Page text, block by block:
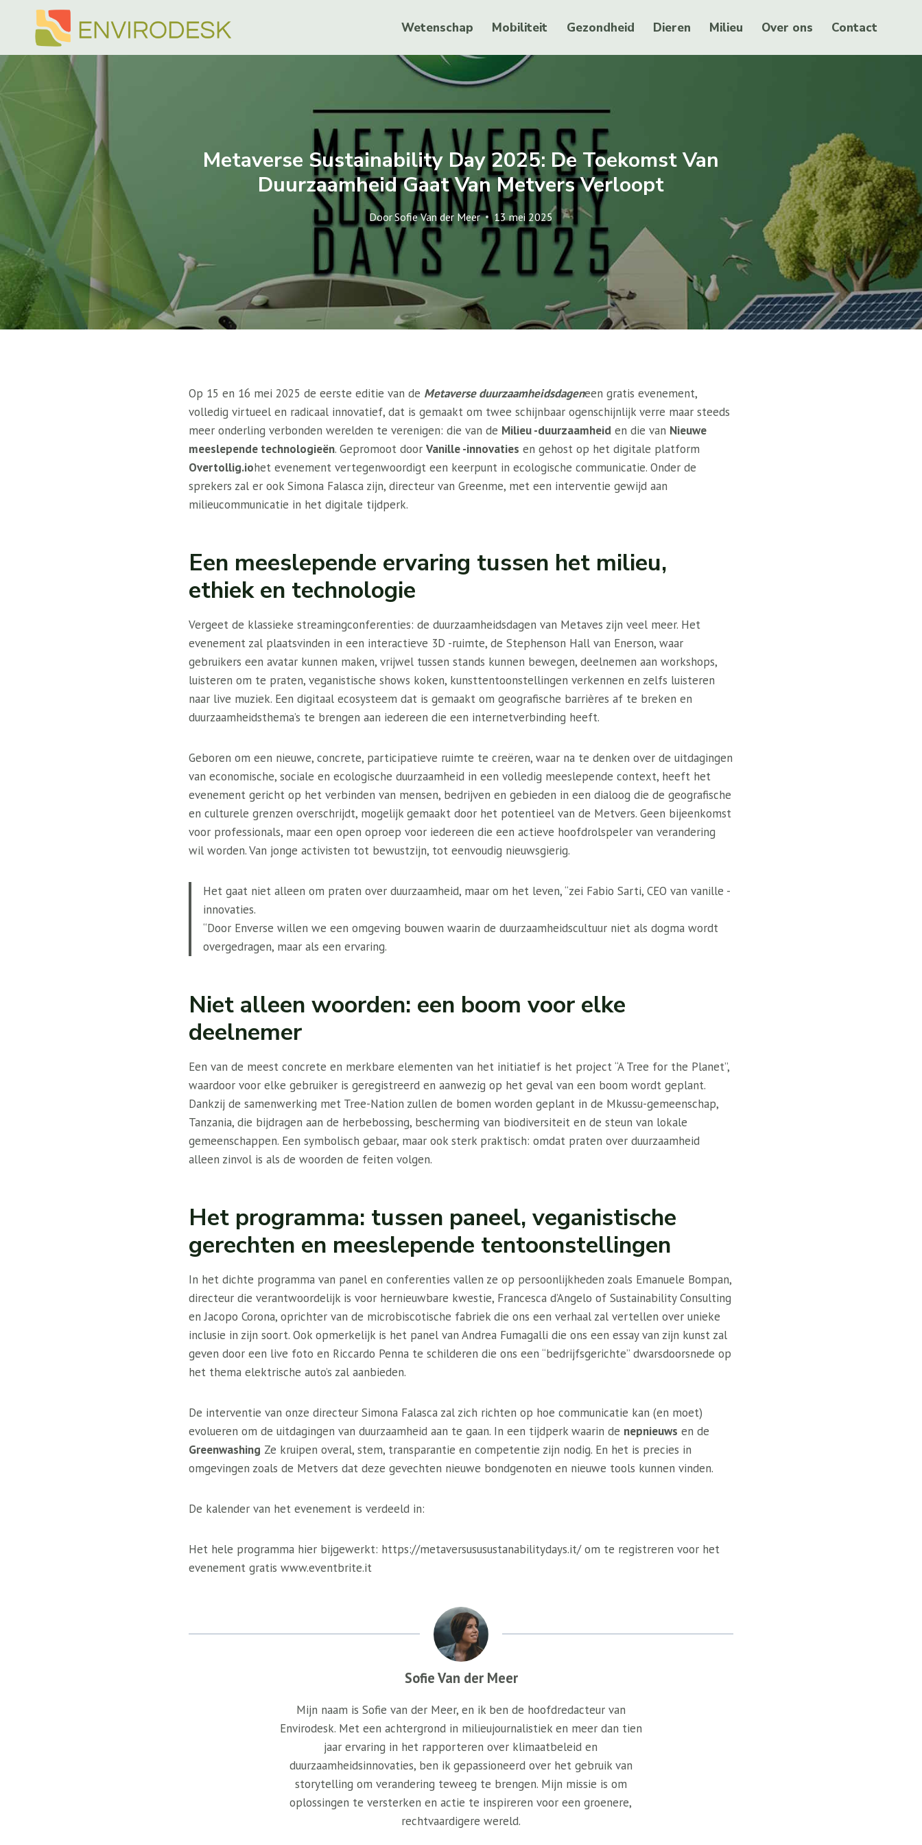
Doorgaan
Wetenschap Mobiliteit Gezondheid Dieren Milieu Over ons Contact
Metaverse Sustainability Day 2025: De Toekomst Van
Duurzaamheid Gaat Van Metvers Verloopt
DoorSofie Van der Meer 13 mei 2025
Op 15 en 16 mei 2025 de eerste editie van de Metaverse duurzaamheidsdageneen gratis evenement,
volledig virtueel en radicaal innovatief, dat is gemaakt om twee schijnbaar ogenschijnlijk verre maar steeds
meer onderling verbonden werelden te verenigen: die van de Milieu -duurzaamheid en die van Nieuwe
meeslepende technologieën. Gepromoot door Vanille -innovaties en gehost op het digitale platform
Overtollig.iohet evenement vertegenwoordigt een keerpunt in ecologische communicatie. Onder de
sprekers zal er ook Simona Falasca zijn, directeur van Greenme, met een interventie gewijd aan
milieucommunicatie in het digitale tijdperk.
Een meeslepende ervaring tussen het milieu,
ethiek en technologie
Vergeet de klassieke streamingconferenties: de duurzaamheidsdagen van Metaves zijn veel meer. Het
evenement zal plaatsvinden in een interactieve 3D -ruimte, de Stephenson Hall van Enerson, waar
gebruikers een avatar kunnen maken, vrijwel tussen stands kunnen bewegen, deelnemen aan workshops,
luisteren om te praten, veganistische shows koken, kunsttentoonstellingen verkennen en zelfs luisteren
naar live muziek. Een digitaal ecosysteem dat is gemaakt om geografische barrières af te breken en
duurzaamheidsthema’s te brengen aan iedereen die een internetverbinding heeft.
Geboren om een ​​nieuwe, concrete, participatieve ruimte te creëren, waar na te denken over de uitdagingen
van economische, sociale en ecologische duurzaamheid in een volledig meeslepende context, heeft het
evenement gericht op het verbinden van mensen, bedrijven en gebieden in een dialoog die de geografische
en culturele grenzen overschrijdt, mogelijk gemaakt door het potentieel van de Metvers. Geen bijeenkomst
voor professionals, maar een open oproep voor iedereen die een actieve hoofdrolspeler van verandering
wil worden. Van jonge activisten tot bewustzijn, tot eenvoudig nieuwsgierig.
Het gaat niet alleen om praten over duurzaamheid, maar om het leven, “zei Fabio Sarti, CEO van vanille -
innovaties.
“Door Enverse willen we een omgeving bouwen waarin de duurzaamheidscultuur niet als dogma wordt
overgedragen, maar als een ervaring.
Niet alleen woorden: een boom voor elke
deelnemer
Een van de meest concrete en merkbare elementen van het initiatief is het project “A Tree for the Planet”,
waardoor voor elke gebruiker is geregistreerd en aanwezig op het geval van een boom wordt geplant.
Dankzij de samenwerking met Tree-Nation zullen de bomen worden geplant in de Mkussu-gemeenschap,
Tanzania, die bijdragen aan de herbebossing, bescherming van biodiversiteit en de steun van lokale
gemeenschappen. Een symbolisch gebaar, maar ook sterk praktisch: omdat praten over duurzaamheid
alleen zinvol is als de woorden de feiten volgen.
Het programma: tussen paneel, veganistische
gerechten en meeslepende tentoonstellingen
In het dichte programma van panel en conferenties vallen ze op persoonlijkheden zoals Emanuele Bompan,
directeur die verantwoordelijk is voor hernieuwbare kwestie, Francesca d’Angelo of Sustainability Consulting
en Jacopo Corona, oprichter van de microbiscotische fabriek die ons een verhaal zal vertellen over unieke
inclusie in zijn soort. Ook opmerkelijk is het panel van Andrea Fumagalli die ons een essay van zijn kunst zal
geven door een live foto en Riccardo Penna te schilderen die ons een “bedrijfsgerichte” dwarsdoorsnede op
het thema elektrische auto’s zal aanbieden.
De interventie van onze directeur Simona Falasca zal zich richten op hoe communicatie kan (en moet)
evolueren om de uitdagingen van duurzaamheid aan te gaan. In een tijdperk waarin de nepnieuws en de
Greenwashing Ze kruipen overal, stem, transparantie en competentie zijn nodig. En het is precies in
omgevingen zoals de Metvers dat deze gevechten nieuwe bondgenoten en nieuwe tools kunnen vinden.
De kalender van het evenement is verdeeld in:
Het hele programma hier bijgewerkt: https://metaversususustanabilitydays.it/ om te registreren voor het
evenement gratis www.eventbrite.it
Sofie Van der Meer
Mijn naam is Sofie van der Meer, en ik ben de hoofdredacteur van
Envirodesk. Met een achtergrond in milieujournalistiek en meer dan tien
jaar ervaring in het rapporteren over klimaatbeleid en
duurzaamheidsinnovaties, ben ik gepassioneerd over het gebruik van
storytelling om verandering teweeg te brengen. Mijn missie is om
oplossingen te versterken en actie te inspireren voor een groenere,
rechtvaardigere wereld.